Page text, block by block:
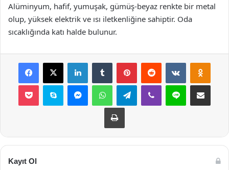
Alüminyum, hafif, yumuşak, gümüş-beyaz renkte bir metal
olup, yüksek elektrik ve ısı iletkenliğine sahiptir. Oda
sıcaklığında katı halde bulunur.
Facebook
X LinkedInTumblr PinterestReddit VKontakte
Pocket Skype MessengerWhatsAppTelegramViber Line E-Posta ile
Yazdır
Kayıt Ol